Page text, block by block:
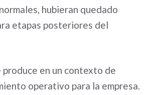
hubieran quedado
etapas posteriores del
produce en un contexto de
operativo para la empresa.